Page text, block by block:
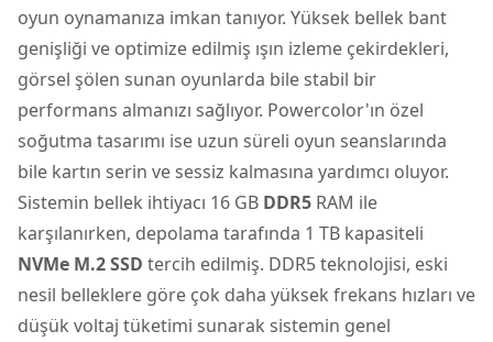
oyun oynamanıza imkan tanıyor. Yüksek bellek bant
genişliği ve optimize edilmiş ışın izleme çekirdekleri,
görsel şölen sunan oyunlarda bile stabil bir
performans almanızı sağlıyor. Powercolor'ın özel
soğutma tasarımı ise uzun süreli oyun seanslarında
bile kartın serin ve sessiz kalmasına yardımcı oluyor.
Sistemin bellek ihtiyacı 16 GB DDR5 RAM ile
karşılanırken, depolama tarafında 1 TB kapasiteli
NVMe M.2 SSD tercih edilmiş. DDR5 teknolojisi, eski
nesil belleklere göre çok daha yüksek frekans hızları ve
düşük voltaj tüketimi sunarak sistemin genel